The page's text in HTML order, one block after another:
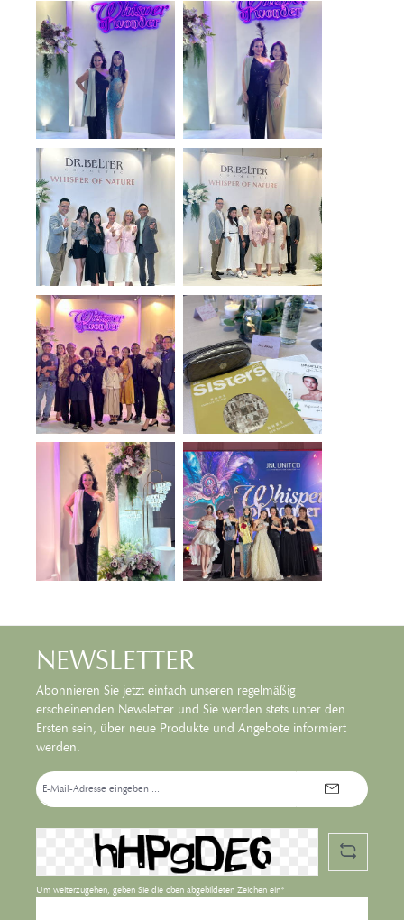
NEWSLETTER
Abonnieren Sie jetzt einfach unseren regelmäßig
erscheinenden Newsletter und Sie werden stets unter den
Ersten sein, über neue Produkte und Angebote informiert
werden.
E-
Mail-
Adresse*
Um weiterzugehen, geben Sie die oben abgebildeten Zeichen ein*